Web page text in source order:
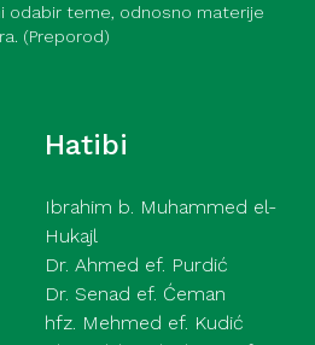
odabir teme, odnosno materije
(Preporod)
Hatibi
Ibrahim b. Muhammed el-
Hukajl
Dr. Ahmed ef. Purdić
Dr. Senad ef. Ćeman
hfz. Mehmed ef. Kudić